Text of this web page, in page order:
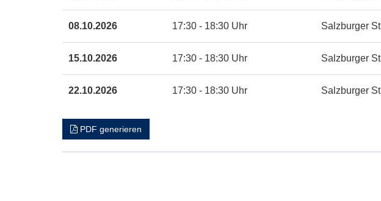
08.10.2026 17:30 - 18:30 Uhr Salzburger
15.10.2026 17:30 - 18:30 Uhr Salzburger
22.10.2026 17:30 - 18:30 Uhr Salzburger
PDF generieren